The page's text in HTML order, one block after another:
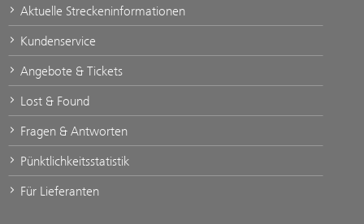
Aktuelle Streckeninformationen
Kundenservice
Angebote & Tickets
Lost & Found
Fragen & Antworten
Pünktlichkeitsstatistik
Für Lieferanten